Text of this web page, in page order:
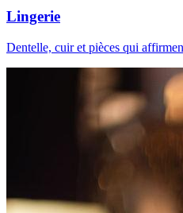
Lingerie
Dentelle, cuir et pièces qui